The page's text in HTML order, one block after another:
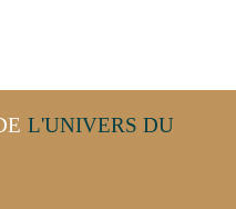
L'UNIVERS DU